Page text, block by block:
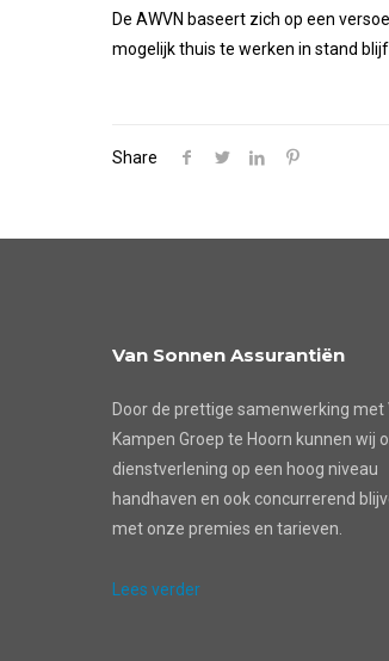
De AWVN baseert zich op een
mogelijk thuis te werken in stand
Share
Van Sonnen Assurantiën
Door de prettige samenwerking met
Kampen Groep te Hoorn kunnen wij
dienstverlening op een hoog niveau
handhaven en ook concurrerend
met onze premies en tarieven.
Lees verder